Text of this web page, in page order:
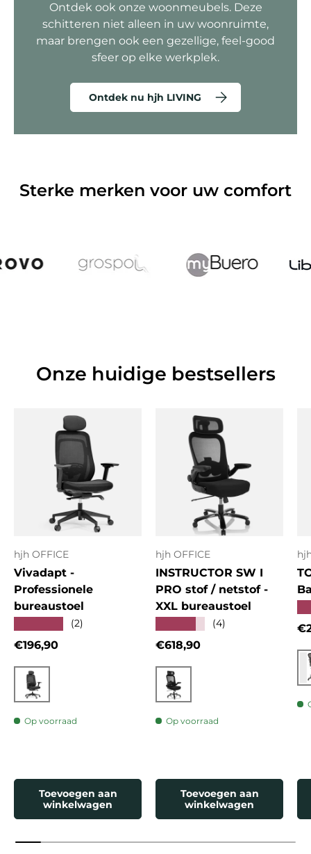
Ontdek ook onze woonmeubels. Deze
schitteren niet alleen in uw woonruimte,
maar brengen ook een gezellige, feel-good
sfeer op elke werkplek.
Ontdek nu hjh LIVING
Sterke merken voor uw comfort
Onze huidige bestsellers
hjh OFFICE
Vivadapt -
Professionele
bureaustoel
(2)
Reguliere prijs
€196,90
Zwart
Op voorraad
Toevoegen aan
winkelwagen
hjh OFFICE
INSTRUCTOR SW I
PRO stof / netstof -
XXL bureaustoel
(4)
Reguliere prijs
€618,90
Zwart
Op voorraad
Toevoegen aan
winkelwagen